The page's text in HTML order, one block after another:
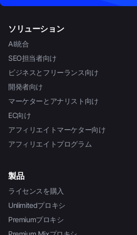
ソリューション
AI統合
SEO担当者向け
ビジネスとフリーランス向け
開発者向け
マーケターとアナリスト向け
EC向け
アフィリエイトマーケター向け
アフィリエイトプログラム
製品
ライセンスを購入
Unlimitedプロキシ
Premiumプロキシ